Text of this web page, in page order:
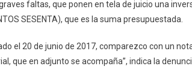
faltas, que ponen en tela de juicio una
SESENTA), que es la suma presupuestada.
el 20 de junio de 2017, comparezco con un
que en adjunto se acompaña”, indica la